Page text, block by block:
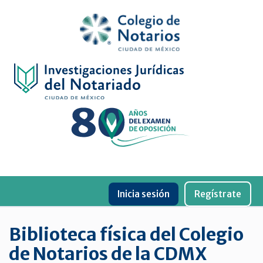
Física
Jurídica
virtual
de
Inicia sesión Regístrate
Biblioteca física del Colegio
de Notarios de la CDMX